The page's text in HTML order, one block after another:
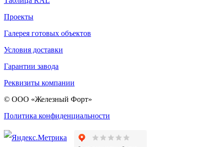
Проекты
Галерея готовых объектов
Условия доставки
Гарантии завода
Реквизиты компании
© ООО «Железный Форт»
Политика конфиденциальности